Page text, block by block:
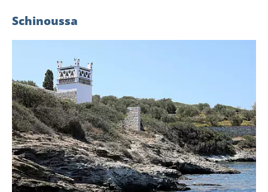
Schinoussa